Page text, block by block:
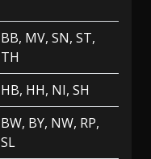
BB, MV, SN, ST,
TH
HB, HH, NI, SH
BW, BY, NW, RP,
SL